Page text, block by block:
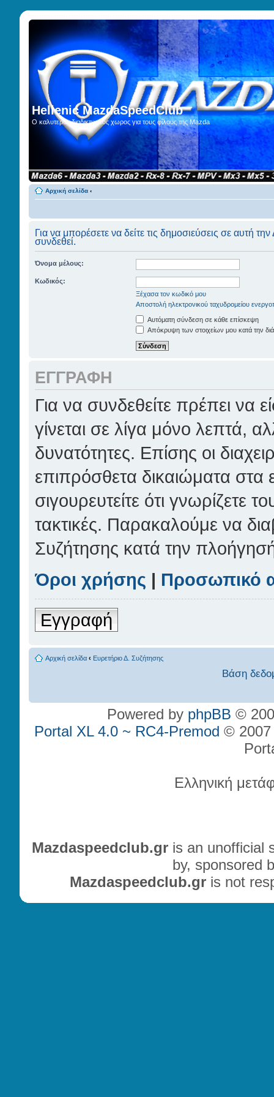
Hellenic MazdaSpeedClub
Ο καλυτερος διαδικτυακος χωρος για τους φίλους της Mazda
Αρχική σελίδα ‹
Για να μπορέσετε να δείτε τις δημοσιεύσεις σε αυτή
συνδεθεί.
Όνομα μέλους:
Κωδικός:
Ξέχασα τον κωδικό μου
Αποστολή ηλεκτρονικού ταχυδρομείου
Αυτόματη σύνδεση σε κάθε επίσκεψη
Απόκρυψη των στοιχείων μου κατά την
ΕΓΓΡΑΦΉ
Για να συνδεθείτε πρέπει να
γίνεται σε λίγα μόνο λεπτά,
δυνατότητες. Επίσης οι
επιπρόσθετα δικαιώματα στα
σιγουρευτείτε ότι γνωρίζετε
τακτικές. Παρακαλούμε να
Συζήτησης κατά την
Όροι χρήσης | Προσωπικό
Εγγραφή
Αρχική σελίδα ‹ Ευρετήριο Δ. Συζήτησης
Βάση
Powered by phpBB ©
Portal XL 4.0 ~ RC4-Premod © 2007
Ελληνική
Mazdaspeedclub.gris an unofficial
by, sponsored
Mazdaspeedclub.gris not